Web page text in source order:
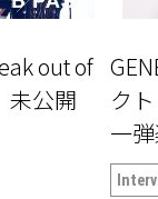
out of
未公開
ク
一
語る